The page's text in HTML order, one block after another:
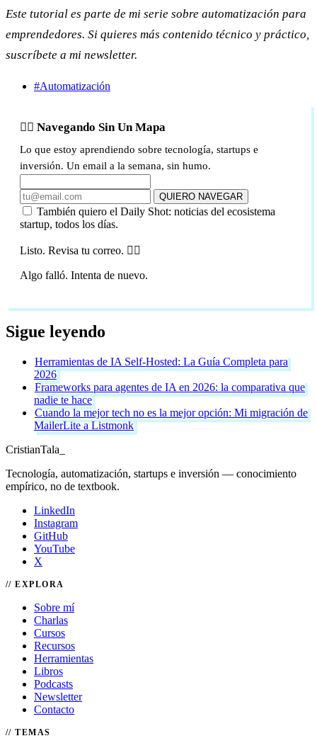
Este tutorial es parte de mi serie sobre automatización para
emprendedores. Si quieres más contenido técnico y práctico,
suscríbete a mi newsletter.
#Automatización
🏴‍☠️ Navegando Sin Un Mapa
Lo que estoy aprendiendo sobre tecnología, startups e
inversión. Un email a la semana, sin humo.
QUIERO NAVEGAR
También quiero el Daily Shot: noticias del ecosistema
startup, todos los días.
Listo. Revisa tu correo. 🏴‍☠️
Algo falló. Intenta de nuevo.
Sigue leyendo
Herramientas de IA Self-Hosted: La Guía Completa para
2026
Frameworks para agentes de IA en 2026: la comparativa que
nadie te hace
Cuando la mejor tech no es la mejor opción: Mi migración de
MailerLite a Listmonk
CristianTala
Tecnología, automatización, startups e inversión — conocimiento
empírico, no de textbook.
LinkedIn
Instagram
GitHub
YouTube
X
EXPLORA
Sobre mí
Charlas
Cursos
Recursos
Herramientas
Libros
Podcasts
Newsletter
Contacto
TEMAS